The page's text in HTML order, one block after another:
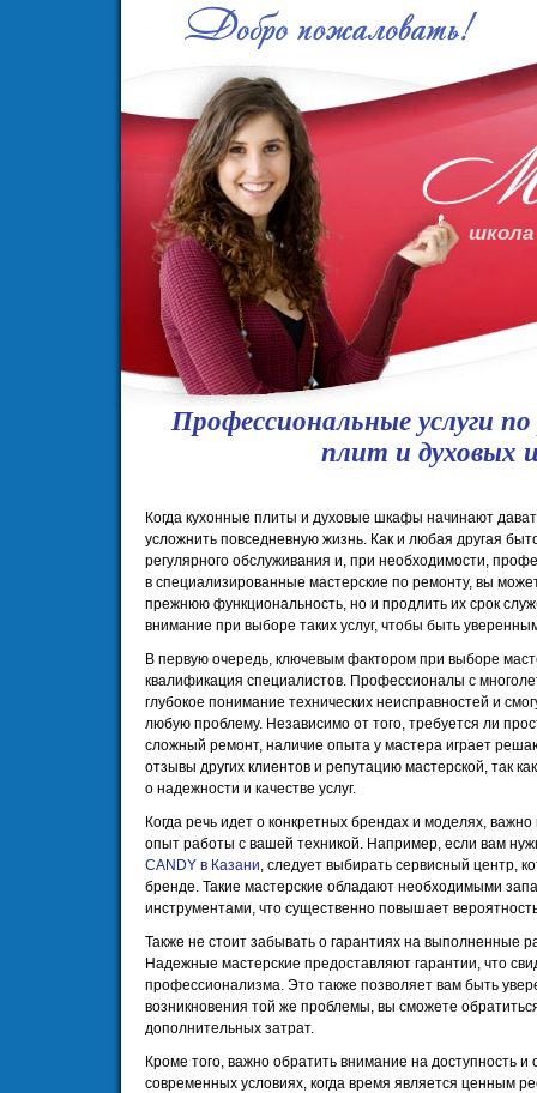
Профессиональные услуги
плит и духовых
Когда кухонные плиты и духовые шкафы начинают
усложнить повседневную жизнь. Как и любая другая
регулярного обслуживания и, при необходимости,
в специализированные мастерские по ремонту, вы
прежнюю функциональность, но и продлить их срок
внимание при выборе таких услуг, чтобы быть
В первую очередь, ключевым фактором при выборе
квалификация специалистов. Профессионалы с
глубокое понимание технических неисправностей и
любую проблему. Независимо от того, требуется ли
сложный ремонт, наличие опыта у мастера играет
отзывы других клиентов и репутацию мастерской, так
о надежности и качестве услуг.
Когда речь идет о конкретных брендах и моделях,
опыт работы с вашей техникой. Например, если вам
CANDY в Казани, следует выбирать сервисный центр,
бренде. Такие мастерские обладают необходимыми
инструментами, что существенно повышает
Также не стоит забывать о гарантиях на выполненные
Надежные мастерские предоставляют гарантии, что
профессионализма. Это также позволяет вам быть
возникновения той же проблемы, вы сможете
дополнительных затрат.
Кроме того, важно обратить внимание на доступность
современных условиях, когда время является ценным